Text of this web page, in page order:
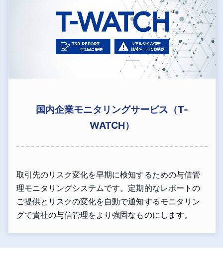
国内企業モニタリングサービス（T-
WATCH）
取引先のリスク変化を早期に検知するための与信管
理モニタリングシステムです。定期的なレポートの
ご提供とリスクの変化を自動で通知するモニタリン
グで貴社の与信管理をより強固なものにします。